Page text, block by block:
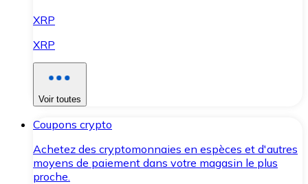
XRP
XRP
Voir toutes
Coupons crypto
Achetez des cryptomonnaies en espèces et d'autres
moyens de paiement dans votre magasin le plus
proche.